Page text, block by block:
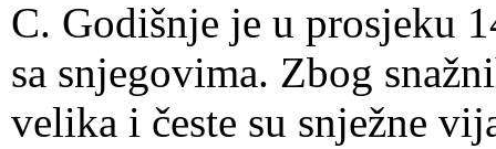
C. Godišnje je u prosjeku
sa snjegovima. Zbog
velika i česte su snježne